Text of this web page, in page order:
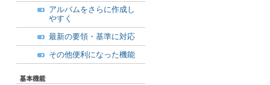
アルバムをさらに作成し
やすく
最新の要領・基準に対応
その他便利になった機能